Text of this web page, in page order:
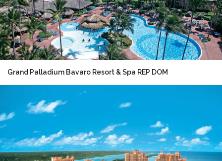
Grand Palladium Bavaro Resort & Spa REP DOM